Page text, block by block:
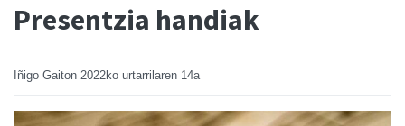
Presentzia handiak
Iñigo Gaiton 2022ko urtarrilaren 14a